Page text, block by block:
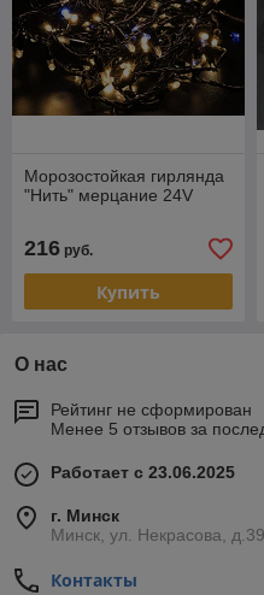
Морозостойкая гирлянда
"Нить" мерцание 24V
216 руб.
Купить
О нас
Рейтинг не сформирован
Менее 5 отзывов за
Работает с 23.06.2025
г. Минск
Минск, ул. Некрасова,
Контакты